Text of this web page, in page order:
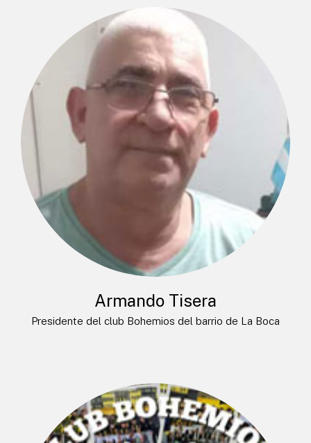
Armando Tisera
Presidente del club Bohemios del barrio de La Boca